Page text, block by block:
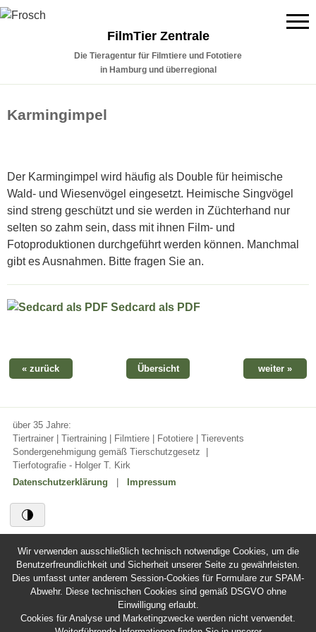
FilmTier Zentrale
Die Tieragentur für Filmtiere und Fototiere
in Hamburg und überregional
Karmingimpel
Der Karmingimpel wird häufig als Double für heimische
Wald- und Wiesenvögel eingesetzt. Heimische Singvögel
sind streng geschützt und sie werden in Züchterhand nur
selten so zahm sein, dass mit ihnen Film- und
Fotoproduktionen durchgeführt werden können. Manchmal
gibt es Ausnahmen. Bitte fragen Sie an.
Sedcard als PDF
« zurück weiter »
Übersicht
über 35 Jahre:
Tiertrainer | Tiertraining | Filmtiere | Fototiere | Tierevents
Sondergenehmigung gemäß Tierschutzgesetz
Tierfotografie - Holger T. Kirk
Datenschutzerklärung
Impressum
Wir verwenden ausschließlich technisch notwendige Cookies, um die
Benutzerfreundlichkeit und Sicherheit unserer Seite zu gewährleisten.
Dies umfasst unter anderem Session-Cookies für Formulare zur SPAM-
Abwehr. Diese technischen Cookies sind gemäß DSGVO ohne
Einwilligung erlaubt.
Cookies für Analyse und Marketingzwecke werden nicht verwendet.